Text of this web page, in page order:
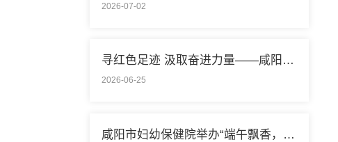
2026-07-02
寻红色足迹 汲取奋进力量——咸阳市妇幼保健…
2026-06-25
咸阳市妇幼保健院举办“端午飘香，巧手做香…